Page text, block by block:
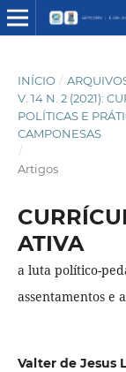
INÍCIO /
V. 14 N. 2 (2021):
POLÍTICAS E
CAMPONESAS
/
Artigos
ATIVA
a luta político-
assentamentos e
Valter de Jesus